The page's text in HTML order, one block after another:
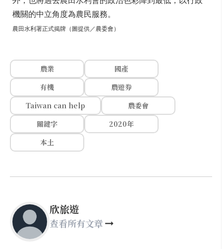
機關的中立角度為農民服務。
農田水利署正式揭牌（圖提供／農委會）
農業
國產
有機
農遊券
Taiwan can help
農委會
關鍵字
2020年
本土
欣旅遊
查看所有文章